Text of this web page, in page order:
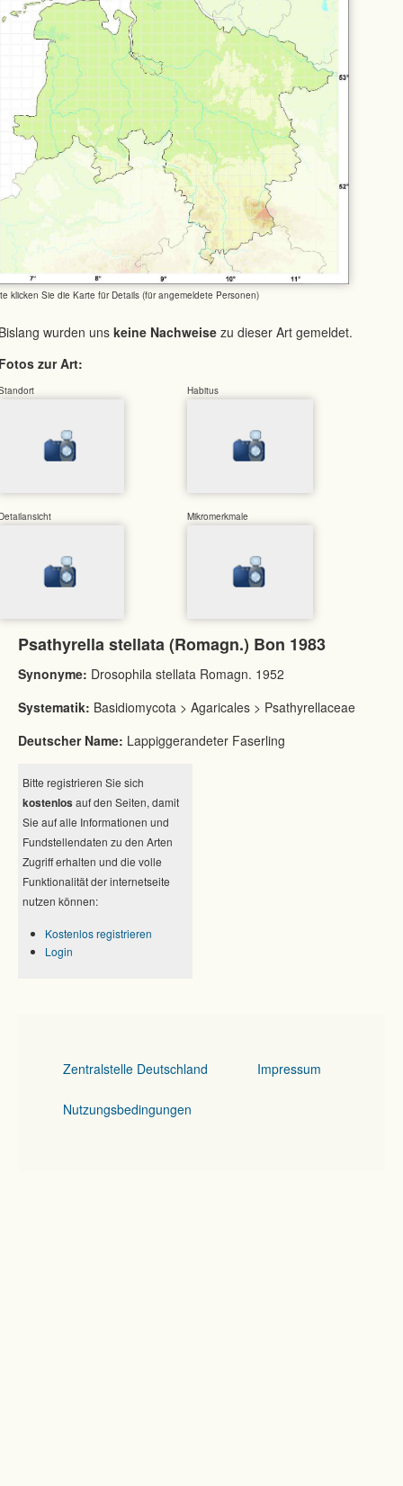
klicken Sie die Karte für Details (für angemeldete Personen)
wurden uns keine Nachweise zu dieser Art gemeldet.
zur Art:
Habitus
Mikromerkmale
Psathyrella stellata (Romagn.) Bon 1983
Synonyme: Drosophila stellata Romagn. 1952
Systematik: Basidiomycota > Agaricales > Psathyrellaceae
Deutscher Name: Lappiggerandeter Faserling
Bitte registrieren Sie sich
kostenlos auf den Seiten, damit
Sie auf alle Informationen und
Fundstellendaten zu den Arten
Zugriff erhalten und die volle
Funktionalität der internetseite
nutzen können:
Kostenlos registrieren
Login
Zentralstelle Deutschland Impressum
Nutzungsbedingungen